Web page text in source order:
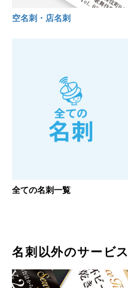
空名刺・店名刺
全ての名刺一覧
名刺以外のサービス